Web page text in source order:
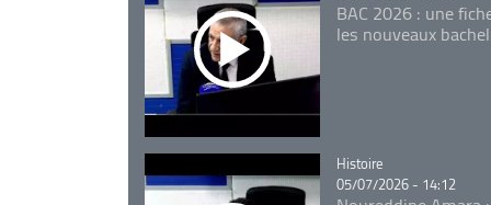
BAC 2026 : une
les nouveaux
Catégorie
Histoire
05/07/2026 - 14:12